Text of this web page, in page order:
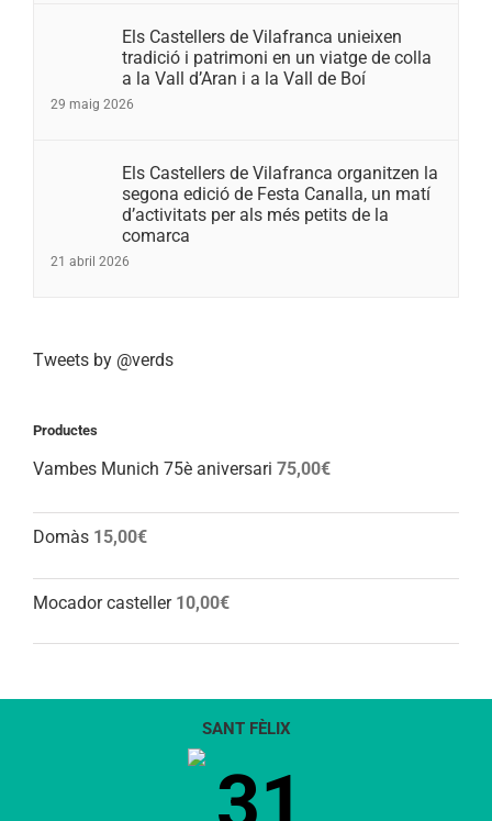
Els Castellers de Vilafranca unieixen
tradició i patrimoni en un viatge de colla
a la Vall d’Aran i a la Vall de Boí
29 maig 2026
Els Castellers de Vilafranca organitzen la
segona edició de Festa Canalla, un matí
d’activitats per als més petits de la
comarca
21 abril 2026
Tweets by @verds
Productes
Vambes Munich 75è aniversari 75,00€
Domàs 15,00€
Mocador casteller 10,00€
SANT FÈLIX